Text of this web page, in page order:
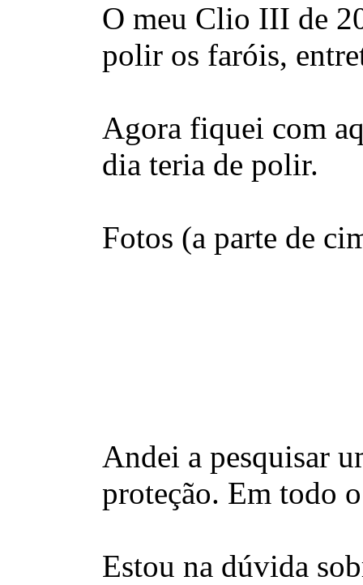
O meu Clio III de
polir os faróis,
Agora fiquei com
dia teria de polir.
Fotos (a parte de
Andei a pesquisar
proteção. Em todo
Estou na dúvida